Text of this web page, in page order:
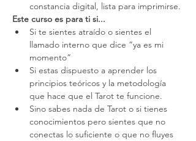
constancia digital, lista para imprimirse.
Este curso es para ti si...
Si te sientes atraído o sientes el
llamado interno que dice “ya es mi
momento”
Si estas dispuesto a aprender los
principios teóricos y la metodología
que hace que el Tarot te funcione.
Sino sabes nada de Tarot o si tienes
conocimientos pero sientes que no
conectas lo suficiente o que no fluyes